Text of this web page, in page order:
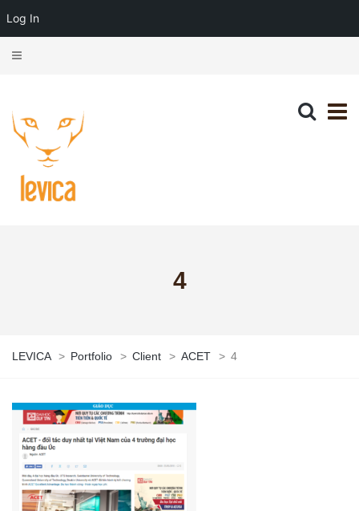
4
LEVICA > Portfolio > Client > ACET > 4
Log In